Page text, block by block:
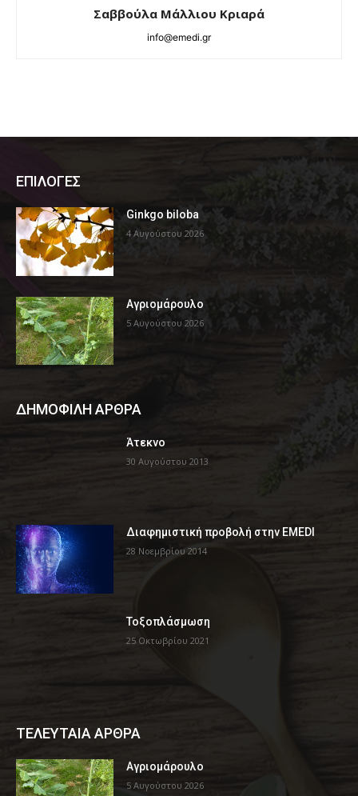
Σαββούλα Μάλλιου Κριαρά
info@emedi.gr
ΕΠΙΛΟΓΕΣ
Ginkgo biloba
4 Αυγούστου 2026
Αγριομάρουλο
5 Αυγούστου 2026
ΔΗΜΟΦΙΛΗ ΑΡΘΡΑ
Άτεκνο
30 Αυγούστου 2013
Διαφημιστική προβολή στην EMEDI
28 Νοεμβρίου 2014
Τοξοπλάσμωση
25 Οκτωβρίου 2021
ΤΕΛΕΥΤΑΙΑ ΑΡΘΡΑ
Αγριομάρουλο
5 Αυγούστου 2026